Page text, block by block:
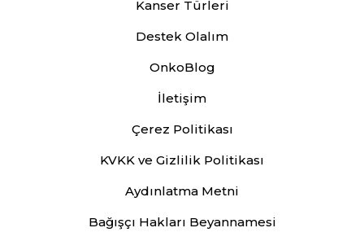
Kanser Türleri
Destek Olalım
OnkoBlog
İletişim
Çerez Politikası
KVKK ve Gizlilik Politikası
Aydınlatma Metni
Bağışçı Hakları Beyannamesi